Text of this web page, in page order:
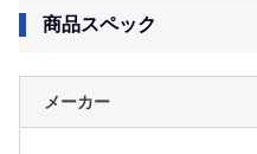
10日間
商品スペック
メーカー